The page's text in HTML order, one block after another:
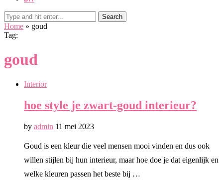
Search
Home » goud
Tag:
goud
Interior
hoe style je zwart-goud interieur?
by admin 11 mei 2023
Goud is een kleur die veel mensen mooi vinden en dus ook
willen stijlen bij hun interieur, maar hoe doe je dat eigenlijk en
welke kleuren passen het beste bij …